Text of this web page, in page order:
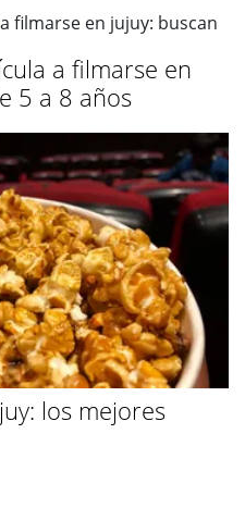
a filmarse en
5 a 8 años
los mejores